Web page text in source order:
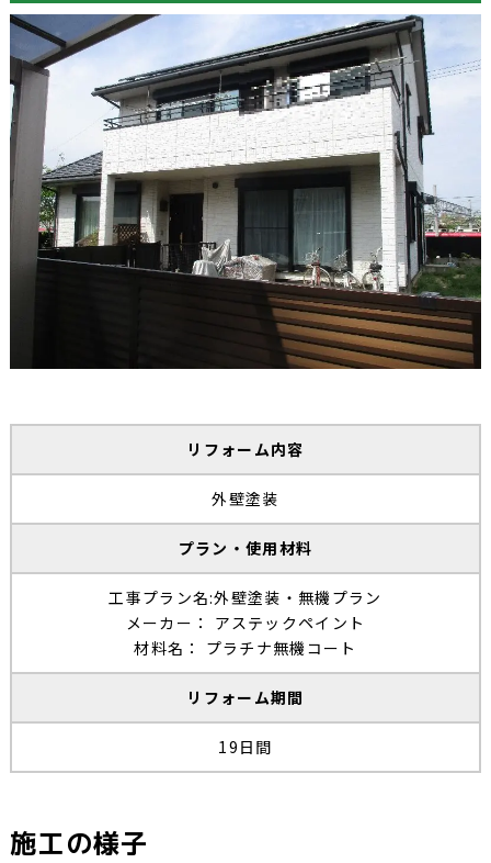
リフォーム内容
外壁塗装
プラン・使用材料
工事プラン名:外壁塗装・無機プラン
メーカー： アステックペイント
材料名： プラチナ無機コート
リフォーム期間
19日間
施工の様子